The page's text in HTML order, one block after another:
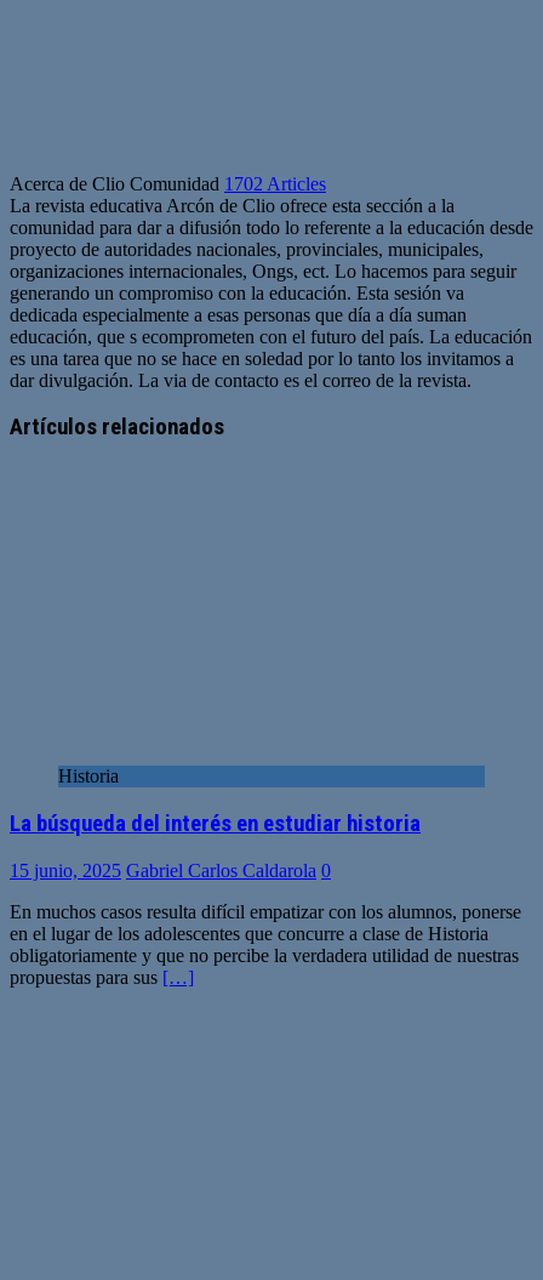
Acerca de Clio Comunidad 1702 Articles
La revista educativa Arcón de Clio ofrece esta sección a la
comunidad para dar a difusión todo lo referente a la educación desde
proyecto de autoridades nacionales, provinciales, municipales,
organizaciones internacionales, Ongs, ect. Lo hacemos para seguir
generando un compromiso con la educación. Esta sesión va
dedicada especialmente a esas personas que día a día suman
educación, que s ecomprometen con el futuro del país. La educación
es una tarea que no se hace en soledad por lo tanto los invitamos a
dar divulgación. La via de contacto es el correo de la revista.
web
Artículos relacionados
Historia
La búsqueda del interés en estudiar historia
15 junio, 2025 Gabriel Carlos Caldarola 0
En muchos casos resulta difícil empatizar con los alumnos, ponerse
en el lugar de los adolescentes que concurre a clase de Historia
obligatoriamente y que no percibe la verdadera utilidad de nuestras
propuestas para sus […]